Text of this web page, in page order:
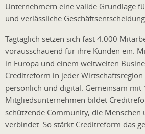
Unternehmern eine valide Grundlage
und verlässliche
Tagtäglich setzen sich fast 4.000
vorausschauend für ihre Kunden ein.
in Europa und einem weltweiten
Creditreform in jeder Wirtschaftsregion
persönlich und digital. Gemeinsam mit
Mitgliedsunternehmen bildet
schützende Community, die Menschen
verbindet. So stärkt Creditreform das